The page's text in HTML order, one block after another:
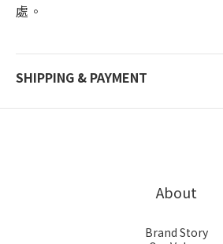
處。
SHIPPING & PAYMENT
About
Brand Story